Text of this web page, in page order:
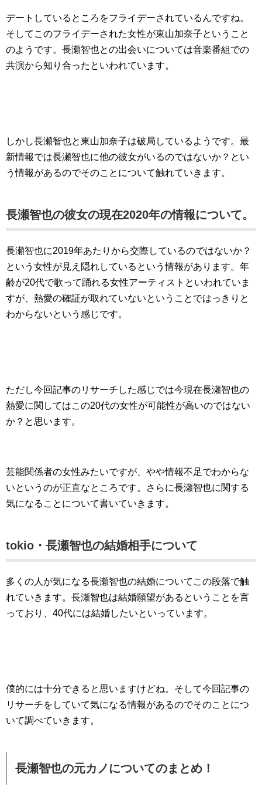
デートしているところをフライデーされているんですね。
そしてこのフライデーされた女性が東山加奈子ということ
のようです。長瀬智也との出会いについては音楽番組での
共演から知り合ったといわれています。
しかし長瀬智也と東山加奈子は破局しているようです。最
新情報では長瀬智也に他の彼女がいるのではないか？とい
う情報があるのでそのことについて触れていきます。
長瀬智也の彼女の現在2020年の情報について。
長瀬智也に2019年あたりから交際しているのではないか？
という女性が見え隠れしているという情報があります。年
齢が20代で歌って踊れる女性アーティストといわれていま
すが、熱愛の確証が取れていないということではっきりと
わからないという感じです。
ただし今回記事のリサーチした感じでは今現在長瀬智也の
熱愛に関してはこの20代の女性が可能性が高いのではない
か？と思います。
芸能関係者の女性みたいですが、やや情報不足でわからな
いというのが正直なところです。さらに長瀬智也に関する
気になることについて書いていきます。
tokio・長瀬智也の結婚相手について
多くの人が気になる長瀬智也の結婚についてこの段落で触
れていきます。長瀬智也は結婚願望があるということを言
っており、40代には結婚したいといっています。
僕的には十分できると思いますけどね。そして今回記事の
リサーチをしていて気になる情報があるのでそのことにつ
いて調べていきます。
長瀬智也の元カノについてのまとめ！